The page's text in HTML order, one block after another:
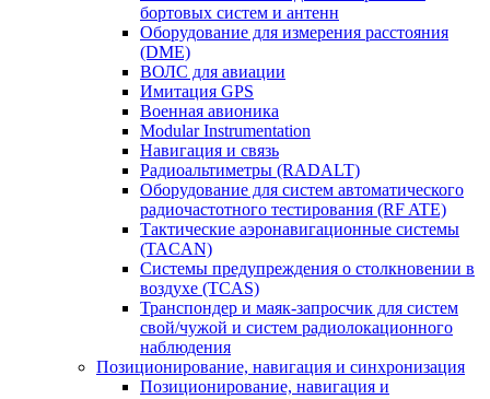
бортовых систем и антенн
Оборудование для измерения расстояния
(DME)
ВОЛС для авиации
Имитация GPS
Военная авионика
Modular Instrumentation
Навигация и связь
Радиоальтиметры (RADALT)
Оборудование для систем автоматического
радиочастотного тестирования (RF ATE)
Тактические аэронавигационные системы
(TACAN)
Системы предупреждения о столкновении в
воздухе (TCAS)
Транспондер и маяк-запросчик для систем
свой/чужой и систем радиолокационного
наблюдения
Позиционирование, навигация и синхронизация
Позиционирование, навигация и